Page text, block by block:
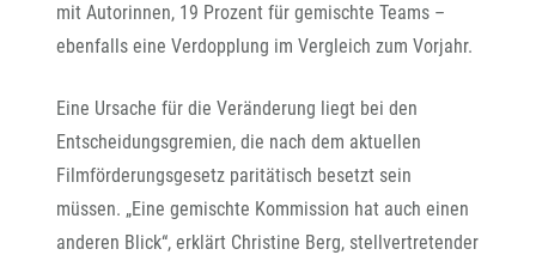
mit Autorinnen, 19 Prozent für gemischte Teams –
ebenfalls eine Verdopplung im Vergleich zum Vorjahr.
Eine Ursache für die Veränderung liegt bei den
Entscheidungsgremien, die nach dem aktuellen
Filmförderungsgesetz paritätisch besetzt sein
müssen. „Eine gemischte Kommission hat auch einen
anderen Blick“, erklärt Christine Berg, stellvertretender